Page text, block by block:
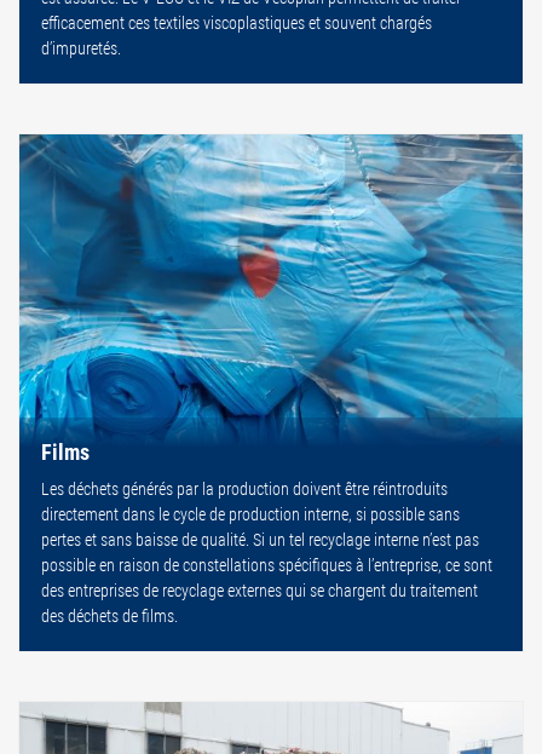
efficacement ces textiles viscoplastiques et souvent chargés
d’impuretés.
Films
Les déchets générés par la production doivent être réintroduits
directement dans le cycle de production interne, si possible sans
pertes et sans baisse de qualité. Si un tel recyclage interne n’est pas
possible en raison de constellations spécifiques à l’entreprise, ce sont
des entreprises de recyclage externes qui se chargent du traitement
des déchets de films.